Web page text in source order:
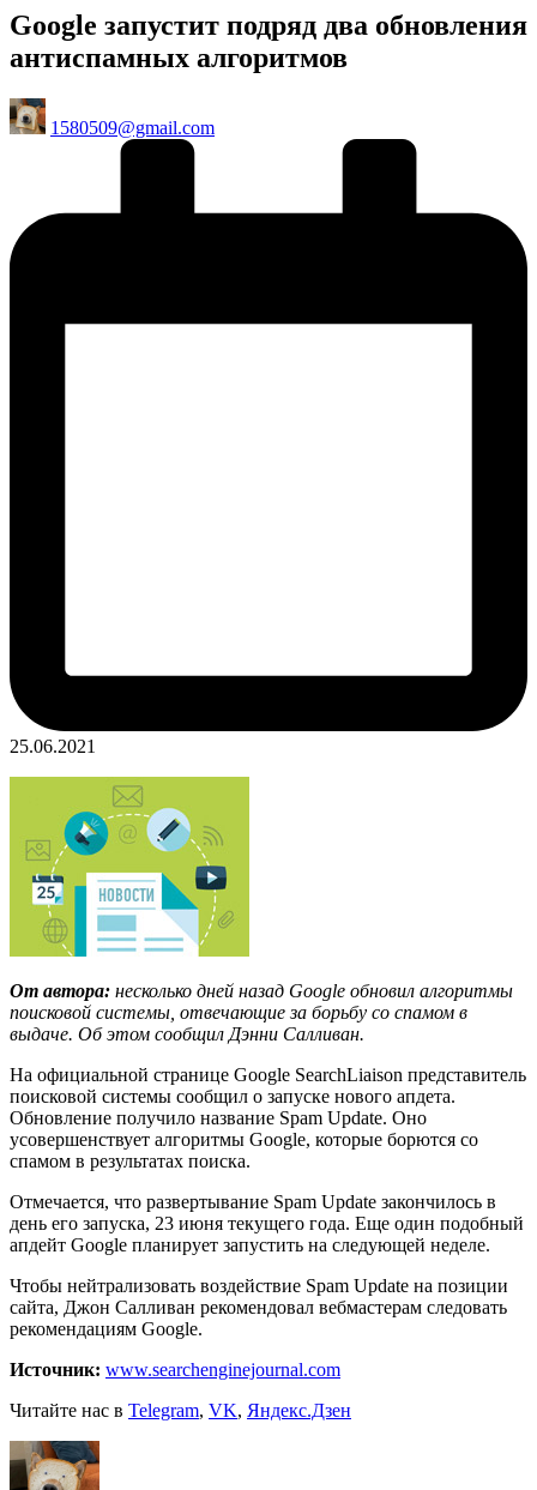
Google запустит подряд два обновления
антиспамных алгоритмов
Posted
by
1580509@gmail.com
25.06.2021
От автора: несколько дней назад Google обновил алгоритмы
поисковой системы, отвечающие за борьбу со спамом в
выдаче. Об этом сообщил Дэнни Салливан.
На официальной странице Google SearchLiaison представитель
поисковой системы сообщил о запуске нового апдета.
Обновление получило название Spam Update. Оно
усовершенствует алгоритмы Google, которые борются со
спамом в результатах поиска.
Отмечается, что развертывание Spam Update закончилось в
день его запуска, 23 июня текущего года. Еще один подобный
апдейт Google планирует запустить на следующей неделе.
Чтобы нейтрализовать воздействие Spam Update на позиции
сайта, Джон Салливан рекомендовал вебмастерам следовать
рекомендациям Google.
Источник: www.searchenginejournal.com
Читайте нас в Telegram, VK, Яндекс.Дзен